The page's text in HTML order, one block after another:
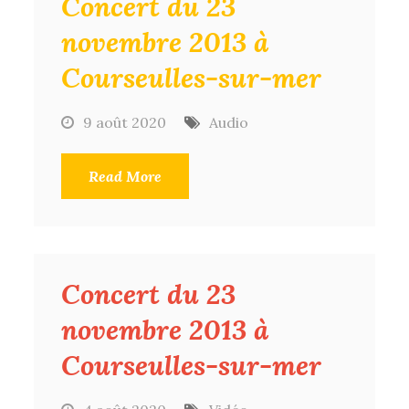
novembre 2013 à
Courseulles-sur-mer
9 août 2020 Audio
Read More
Concert du 23
novembre 2013 à
Courseulles-sur-mer